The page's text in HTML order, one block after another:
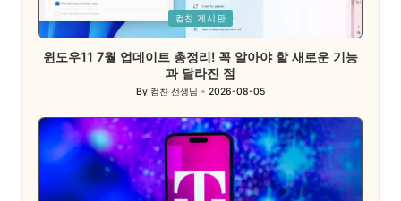
Posted
in
컴친 게시판
윈도우11 7월 업데이트 총정리! 꼭 알아야 할 새로운 기능
과 달라진 점
Posted
By 컴친 선생님 2026-08-05